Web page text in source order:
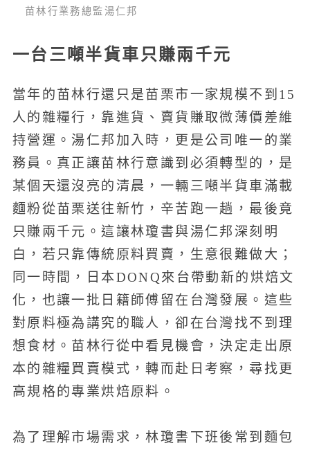
苗林行業務總監湯仁邦
一台三噸半貨車只賺兩千元
當年的苗林行還只是苗栗市一家規模不到15
人的雜糧行，靠進貨、賣貨賺取微薄價差維
持營運。湯仁邦加入時，更是公司唯一的業
務員。真正讓苗林行意識到必須轉型的，是
某個天還沒亮的清晨，一輛三噸半貨車滿載
麵粉從苗栗送往新竹，辛苦跑一趟，最後竟
只賺兩千元。這讓林瓊書與湯仁邦深刻明
白，若只靠傳統原料買賣，生意很難做大；
同一時間，日本DONQ來台帶動新的烘焙文
化，也讓一批日籍師傅留在台灣發展。這些
對原料極為講究的職人，卻在台灣找不到理
想食材。苗林行從中看見機會，決定走出原
本的雜糧買賣模式，轉而赴日考察，尋找更
高規格的專業烘焙原料。
為了理解市場需求，林瓊書下班後常到麵包